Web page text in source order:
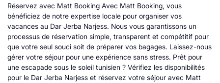
Réservez avec Matt Booking Avec Matt Booking, vous
bénéficiez de notre expertise locale pour organiser vos
vacances au Dar Jerba Narjess. Nous vous garantissons un
processus de réservation simple, transparent et compétitif pour
que votre seul souci soit de préparer vos bagages. Laissez-nous
gérer votre séjour pour une expérience sans stress. Prêt pour
une escapade sous le soleil tunisien ? Vérifiez les disponibilités
pour le Dar Jerba Narjess et réservez votre séjour avec Matt